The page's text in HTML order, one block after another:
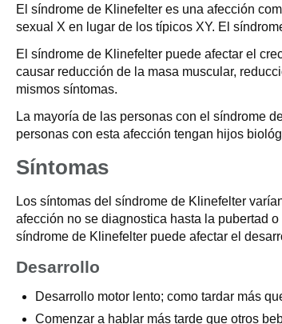
El síndrome de Klinefelter es una afección
sexual X en lugar de los típicos XY. El
El síndrome de Klinefelter puede afectar el
causar reducción de la masa muscular,
mismos síntomas.
La mayoría de las personas con el síndrome
personas con esta afección tengan hijos
Síntomas
Los síntomas del síndrome de Klinefelter
afección no se diagnostica hasta la pubertad
síndrome de Klinefelter puede afectar el
Desarrollo
Desarrollo motor lento; como tardar más
Comenzar a hablar más tarde que otros